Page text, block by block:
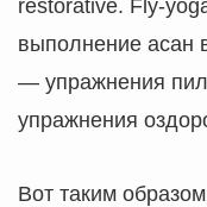
restorative. Fly-
выполнение асан
— упражнения
упражнения
Вот таким